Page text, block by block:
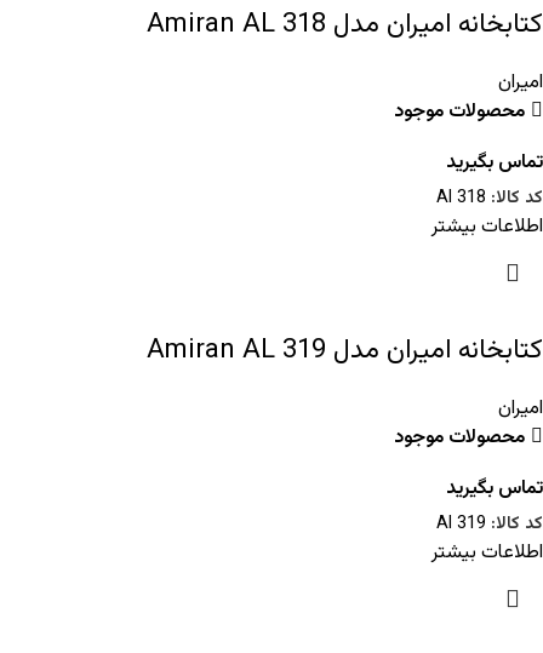
کتابخانه امیران مدل Amiran AL 318
امیران
محصولات موجود
تماس بگیرید
کد کالا: Al 318
اطلاعات بیشتر
کتابخانه امیران مدل Amiran AL 319
امیران
محصولات موجود
تماس بگیرید
کد کالا: Al 319
اطلاعات بیشتر